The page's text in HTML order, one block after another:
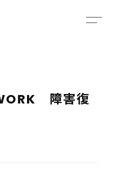
ORK 障害復